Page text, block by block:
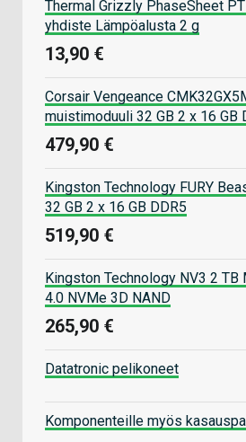
Thermal Grizzly PhaseSheet
yhdiste Lämpöalusta 2 g
13,90 €
Corsair Vengeance
muistimoduuli 32 GB 2 x 16 GB
479,90 €
Kingston Technology FURY
32 GB 2 x 16 GB DDR5
519,90 €
Kingston Technology NV3 2 TB
4.0 NVMe 3D NAND
265,90 €
Datatronic pelikoneet
Komponenteille myös